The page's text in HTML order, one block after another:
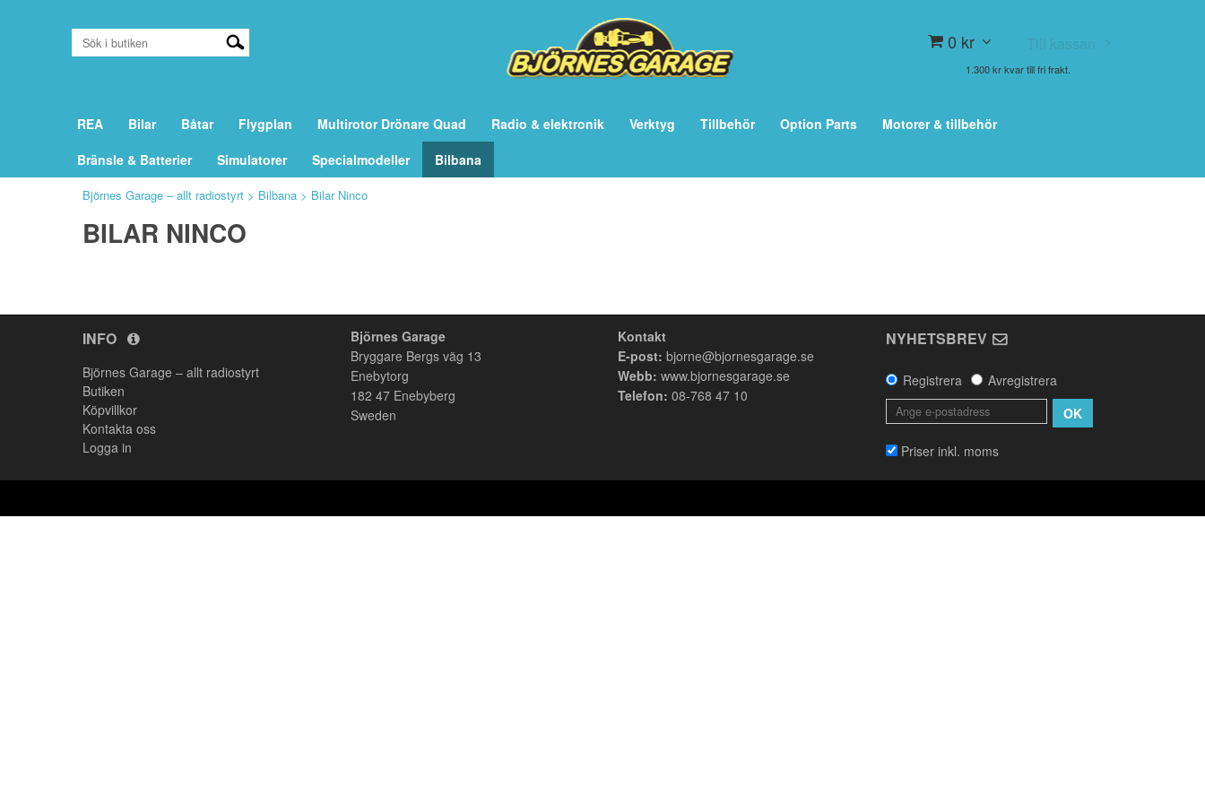
0 kr Till kassan
1.300 kr kvar till fri frakt.
REA Bilar Båtar Flygplan Multirotor Drönare Quad Radio & elektronik Verktyg Tillbehör Option Parts
Motorer & tillbehör
Bränsle & Batterier
Simulatorer Specialmodeller Bilbana
Björnes Garage – allt radiostyrt > Bilbana > Bilar Ninco
BILAR NINCO
INFO
Björnes Garage – allt radiostyrt
Butiken
Köpvillkor
Kontakta oss
Logga in
Björnes Garage
Bryggare Bergs väg 13
Enebytorg
182 47 Enebyberg
Sweden
Kontakt
E-post: bjorne@bjornesgarage.se
Webb:www.bjornesgarage.se
Telefon: 08-768 47 10
NYHETSBREV
Registrera
Avregistrera
OK
Priser inkl. moms